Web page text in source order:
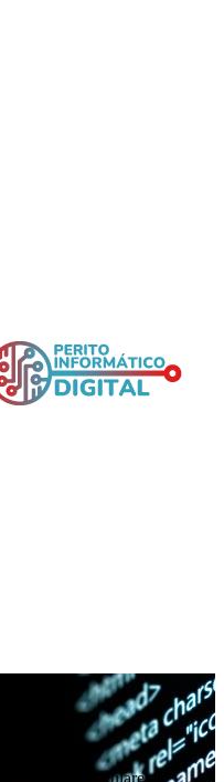
particulares y